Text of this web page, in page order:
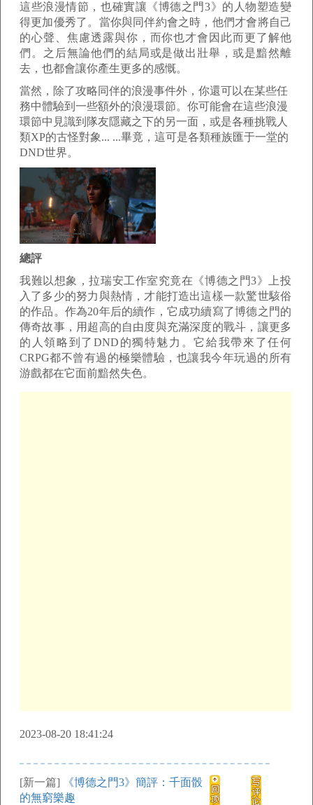
這些浪漫情節，也確實讓《博德之門3》的人物塑造變
得更加優秀了。當你與同伴約會之時，他們才會將自己
的心聲、焦慮透露與你，而你也才會因此而更了解他
們。之后無論他們的結局或是做出壯舉，或是黯然離
去，也都會讓你產生更多的感慨。
當然，除了攻略同伴的浪漫事件外，你還可以在某些任
務中體驗到一些額外的浪漫環節。你可能會在這些浪漫
環節中見識到隊友隱藏之下的另一面，或是各種挑戰人
類XP的古怪對象... ...畢竟，這可是各類種族匯于一堂的
DND世界。
總評
我難以想象，拉瑞安工作室究竟在《博德之門3》上投
入了多少的努力與熱情，才能打造出這樣一款驚世駭俗
的作品。作為20年后的續作，它成功續寫了博德之門的
傳奇故事，用超高的自由度與充滿深度的戰斗，讓更多
的人領略到了DND的獨特魅力。它給我帶來了任何
CRPG都不曾有過的極樂體驗，也讓我今年玩過的所有
游戲都在它面前黯然失色。
2023-08-20 18:41:24
[新一篇]
《博德之門3》簡評：千面骰
的無窮樂趣